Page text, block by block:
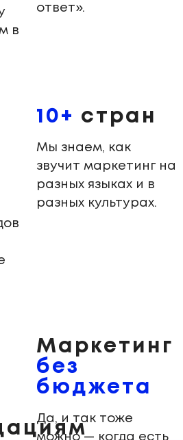
в
ответ».
10+ стран
Мы знаем, как
звучит маркетинг на
разных языках и в
разных культурах.
Маркетинг
без
бюджета
Да, и так тоже
можно — когда есть